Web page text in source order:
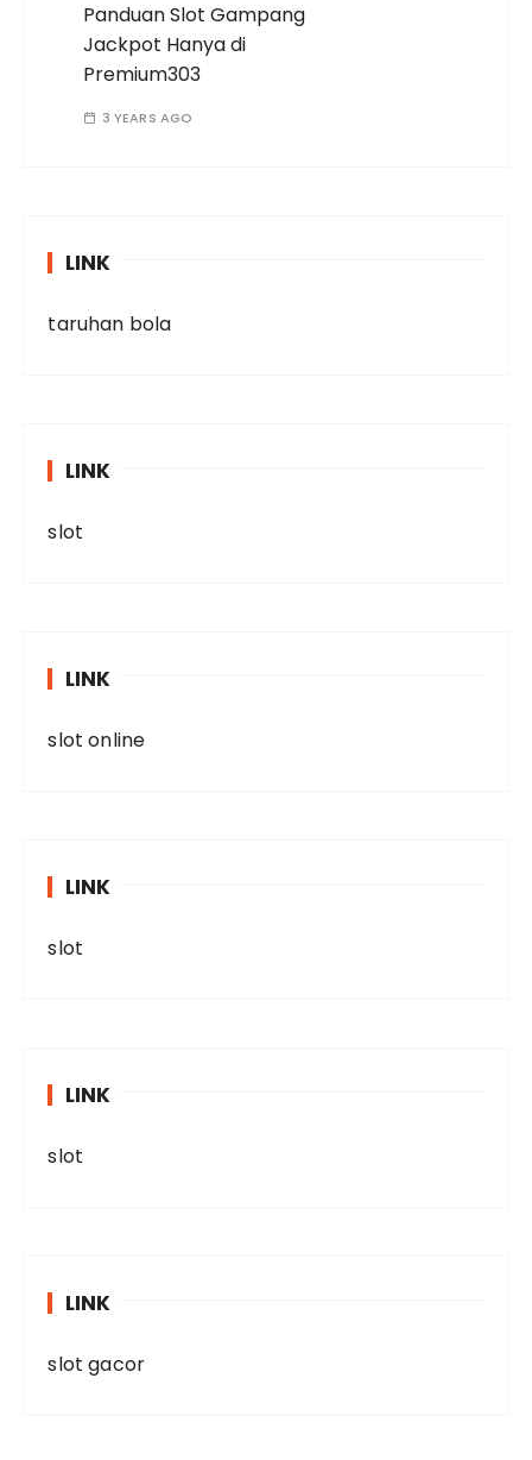
Panduan Slot Gampang
Jackpot Hanya di
Premium303
3 YEARS AGO
LINK
taruhan bola
LINK
slot
LINK
slot online
LINK
slot
LINK
slot
LINK
slot gacor